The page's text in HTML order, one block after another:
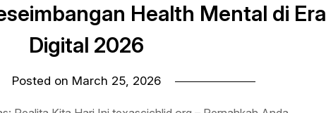
Health Mental di Era
Digital 2026
Posted on March 25, 2026